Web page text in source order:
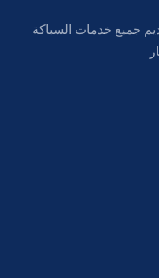
جميع خدمات السباكة